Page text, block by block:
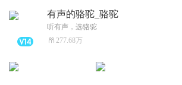
有声的骆驼_骆驼
听有声，选骆驼
277.68万